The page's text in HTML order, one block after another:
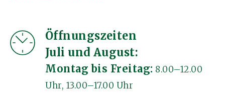
Öffnungszeiten
Juli und August:
Montag bis Freitag: 8.00–12.00
Uhr, 13.00–17.00 Uhr